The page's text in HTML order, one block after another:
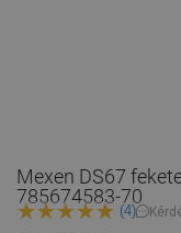
Mexen DS67
785674583-70
(4)